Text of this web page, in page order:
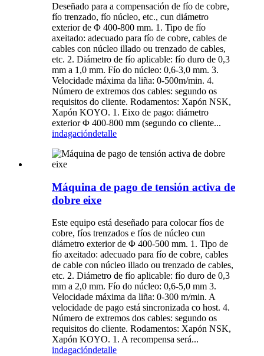
Deseñado para a compensación de fío de cobre,
fío trenzado, fío núcleo, etc., cun diámetro
exterior de Φ 400-800 mm. 1. Tipo de fío
axeitado: adecuado para fío de cobre, cables de
cables con núcleo illado ou trenzado de cables,
etc. 2. Diámetro de fío aplicable: fío duro de 0,3
mm a 1,0 mm. Fío do núcleo: 0,6-3,0 mm. 3.
Velocidade máxima da liña: 0-500m/min. 4.
Número de extremos dos cables: segundo os
requisitos do cliente. Rodamentos: Xapón NSK,
Xapón KOYO. 1. Eixo de pago: diámetro
exterior Φ 400-800 mm (segundo co cliente...
indagacióndetalle
Máquina de pago de tensión activa de
dobre eixe
Este equipo está deseñado para colocar fíos de
cobre, fíos trenzados e fíos de núcleo cun
diámetro exterior de Φ 400-500 mm. 1. Tipo de
fío axeitado: adecuado para fío de cobre, cables
de cable con núcleo illado ou trenzado de cables,
etc. 2. Diámetro de fío aplicable: fío duro de 0,3
mm a 2,0 mm. Fío do núcleo: 0,6-5,0 mm 3.
Velocidade máxima da liña: 0-300 m/min. A
velocidade de pago está sincronizada co host. 4.
Número de extremos dos cables: segundo os
requisitos do cliente. Rodamentos: Xapón NSK,
Xapón KOYO. 1. A recompensa será...
indagacióndetalle